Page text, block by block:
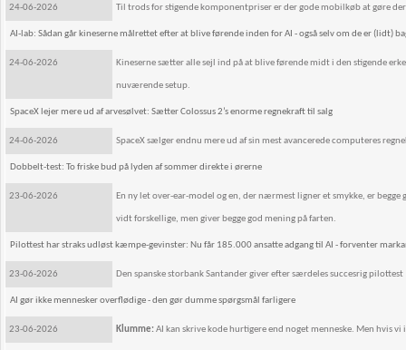
24-06-2026 Til trods for stigende komponentpriser er der gode mobilkøb at gøre
AI-lab: Sådan går kineserne målrettet efter at blive førende inden for AI - også selv om de er (lidt)
24-06-2026 Kineserne sætter alle sejl ind på at blive førende midt i den stigende
nuværende setup.
SpaceX lejer mere ud af arvesølvet: Sætter Colossus 2’s enorme regnekraft til salg
24-06-2026 SpaceX sælger endnu mere ud af sin mest avancerede computeres
Dobbelt-test: To friske bud på lyden af sommer direkte i ørerne
23-06-2026 En ny let over-ear-model og en, der nærmest ligner et smykke, er
vidt forskellige, men giver begge god mening på farten.
Pilottest har straks udløst kæmpe-gevinster: Nu får 185.000 ansatte adgang til AI - forventer
23-06-2026 Den spanske storbank Santander giver efter særdeles succesrig
AI gør ikke mennesker overflødige - den gør dumme spørgsmål farligere
23-06-2026 Klumme:AI kan skrive kode hurtigere end noget menneske. Men hvis